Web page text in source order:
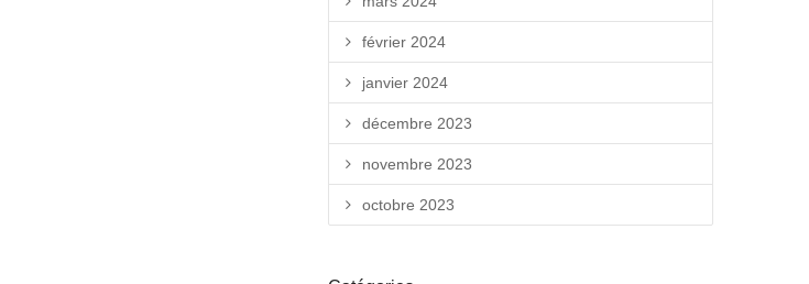
février 2024
janvier 2024
décembre 2023
novembre 2023
octobre 2023